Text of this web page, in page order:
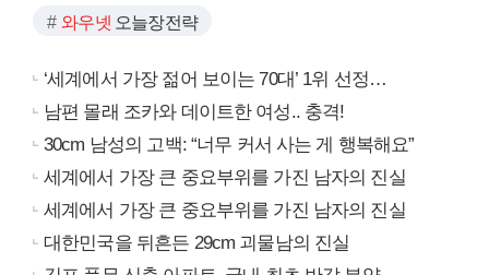
와우넷 오늘장전략
‘세계에서 가장 젊어 보이는 70대’ 1위 선정…
남편 몰래 조카와 데이트한 여성.. 충격!
30cm 남성의 고백: “너무 커서 사는 게 행복해요”
세계에서 가장 큰 중요부위를 가진 남자의 진실
세계에서 가장 큰 중요부위를 가진 남자의 진실
대한민국을 뒤흔든 29cm 괴물남의 진실